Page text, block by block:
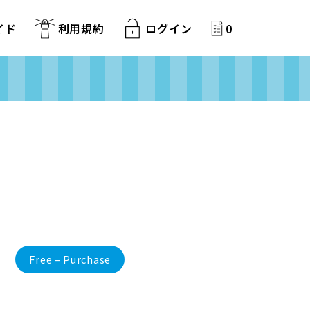
ド 利用規約 ログイン 0
Free – Purchase